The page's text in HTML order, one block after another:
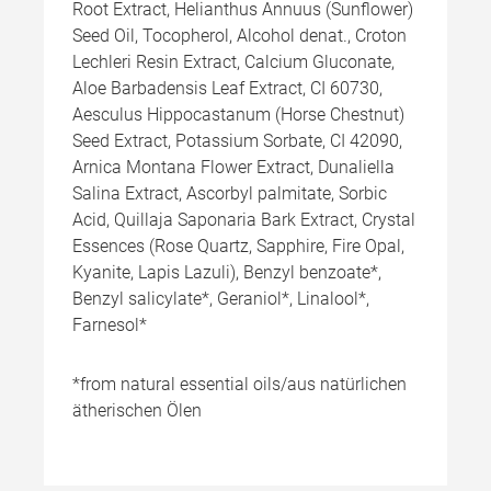
Root Extract, Helianthus Annuus (Sunflower)
Seed Oil, Tocopherol, Alcohol denat., Croton
Lechleri Resin Extract, Calcium Gluconate,
Aloe Barbadensis Leaf Extract, CI 60730,
Aesculus Hippocastanum (Horse Chestnut)
Seed Extract, Potassium Sorbate, CI 42090,
Arnica Montana Flower Extract, Dunaliella
Salina Extract, Ascorbyl palmitate, Sorbic
Acid, Quillaja Saponaria Bark Extract, Crystal
Essences (Rose Quartz, Sapphire, Fire Opal,
Kyanite, Lapis Lazuli), Benzyl benzoate*,
Benzyl salicylate*, Geraniol*, Linalool*,
Farnesol*
*from natural essential oils/aus natürlichen
ätherischen Ölen